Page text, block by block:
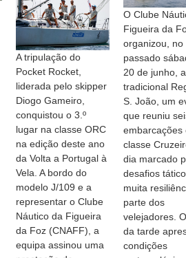
A tripulação do
Pocket Rocket,
liderada pelo skipper
Diogo Gameiro,
conquistou o 3.º
lugar na classe ORC
na edição deste ano
da Volta a Portugal à
Vela. A bordo do
modelo J/109 e a
representar o Clube
Náutico da Figueira
da Foz (CNAFF), a
equipa assinou uma
O Clube
Figueira da
organizou, no
passado
20 de junho, a
tradicional
S. João, um
que reuniu
embarcações
classe
dia marcado
desafios
muita
parte dos
velejadores.
da tarde
condições